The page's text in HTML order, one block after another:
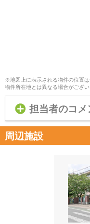
※地図上に表示される物件の位置
物件所在地とは異なる場合がござい
担当者のコメ
周辺施設